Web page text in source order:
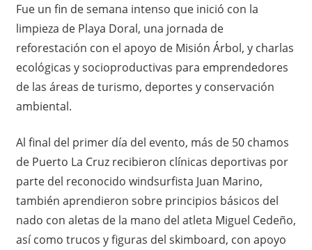
Fue un fin de semana intenso que inició con la
limpieza de Playa Doral, una jornada de
reforestación con el apoyo de Misión Árbol, y charlas
ecológicas y socioproductivas para emprendedores
de las áreas de turismo, deportes y conservación
ambiental.
Al final del primer día del evento, más de 50 chamos
de Puerto La Cruz recibieron clínicas deportivas por
parte del reconocido windsurfista Juan Marino,
también aprendieron sobre principios básicos del
nado con aletas de la mano del atleta Miguel Cedeño,
así como trucos y figuras del skimboard, con apoyo